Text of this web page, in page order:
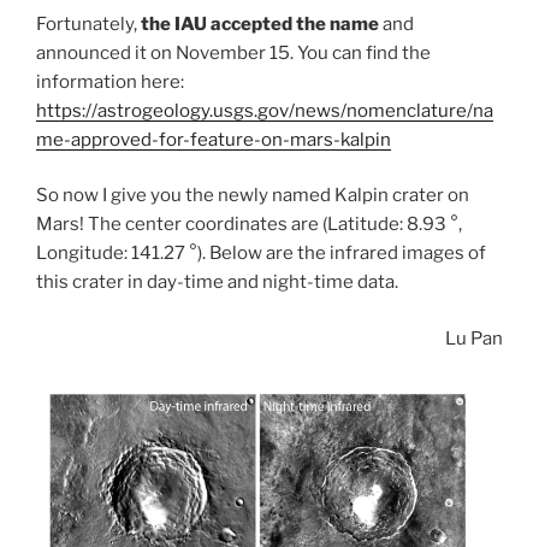
Fortunately,the IAU accepted the nameand
announced it on November 15. You can find the
information here:
https://astrogeology.usgs.gov/news/nomenclature/na
me-approved-for-feature-on-mars-kalpin
So now I give you the newly named Kalpin crater on
Mars! The center coordinates are (Latitude: 8.93 °,
Longitude: 141.27 °). Below are the infrared images of
this crater in day-time and night-time data.
Lu Pan